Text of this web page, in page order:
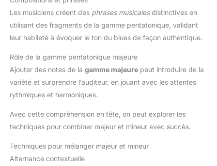
Les musiciens créent des phrases musicalesdistinctives en
utilisant des fragments de la gamme pentatonique, validant
leur habileté à évoquer le ton du blues de façon authentique.
Rôle de la gamme pentatonique majeure
Ajouter des notes de la gamme majeure peut introduire de la
variété et surprendre l’auditeur, en jouant avec les attentes
rythmiques et harmoniques.
Avec cette compréhension en tête, on peut explorer les
techniques pour combiner majeur et mineur avec succès.
Techniques pour mélanger majeur et mineur
Alternance contextuelle